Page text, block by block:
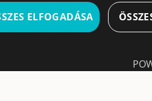
feliratkozás egyszerű
leiratkozhatsz, ha úgy
ELFOGADÁSA